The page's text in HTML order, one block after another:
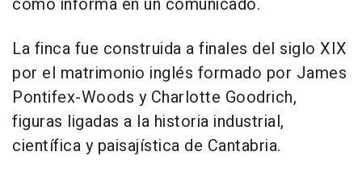
La finca fue construida a finales del siglo XIX
por el matrimonio inglés formado por James
Pontifex-Woods y Charlotte Goodrich,
figuras ligadas a la historia industrial,
científica y paisajística de Cantabria.